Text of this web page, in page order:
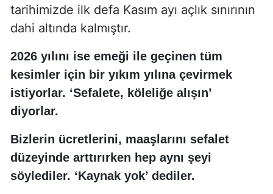
tarihimizde ilk defa Kasım ayı açlık sınırının
dahi altında kalmıştır.
2026 yılını ise emeği ile geçinen tüm
kesimler için bir yıkım yılına çevirmek
istiyorlar. ‘Sefalete, köleliğe alışın’
diyorlar.
Bizlerin ücretlerini, maaşlarını sefalet
düzeyinde arttırırken hep aynı şeyi
söylediler. ‘Kaynak yok’ dediler.